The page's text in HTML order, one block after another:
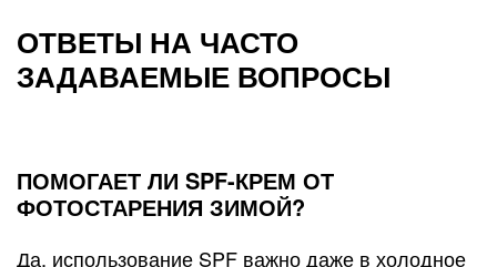
ОТВЕТЫ НА ЧАСТО
ЗАДАВАЕМЫЕ ВОПРОСЫ
ПОМОГАЕТ ЛИ SPF-КРЕМ ОТ
ФОТОСТАРЕНИЯ ЗИМОЙ?
Да, использование SPF важно даже в холодное